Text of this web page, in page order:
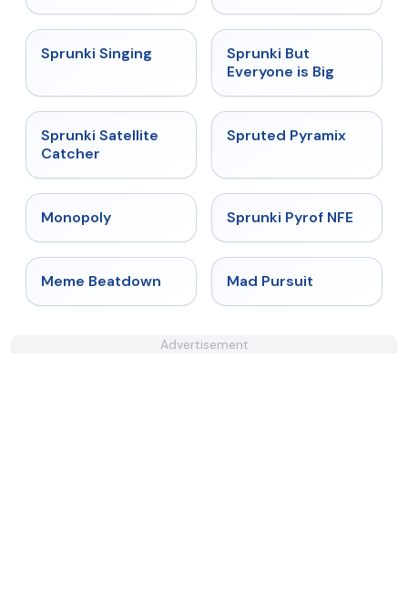
★
Sprunki Singing
Sprunki But
Everyone is Big
★ 4.4
Sprunki Satellite
Catcher
★ 4.9
Spruted Pyramix
Monopoly ★ 4.4
Sprunki Pyrof NFE
★ 4.4
Meme Beatdown Mad Pursuit
Advertisement